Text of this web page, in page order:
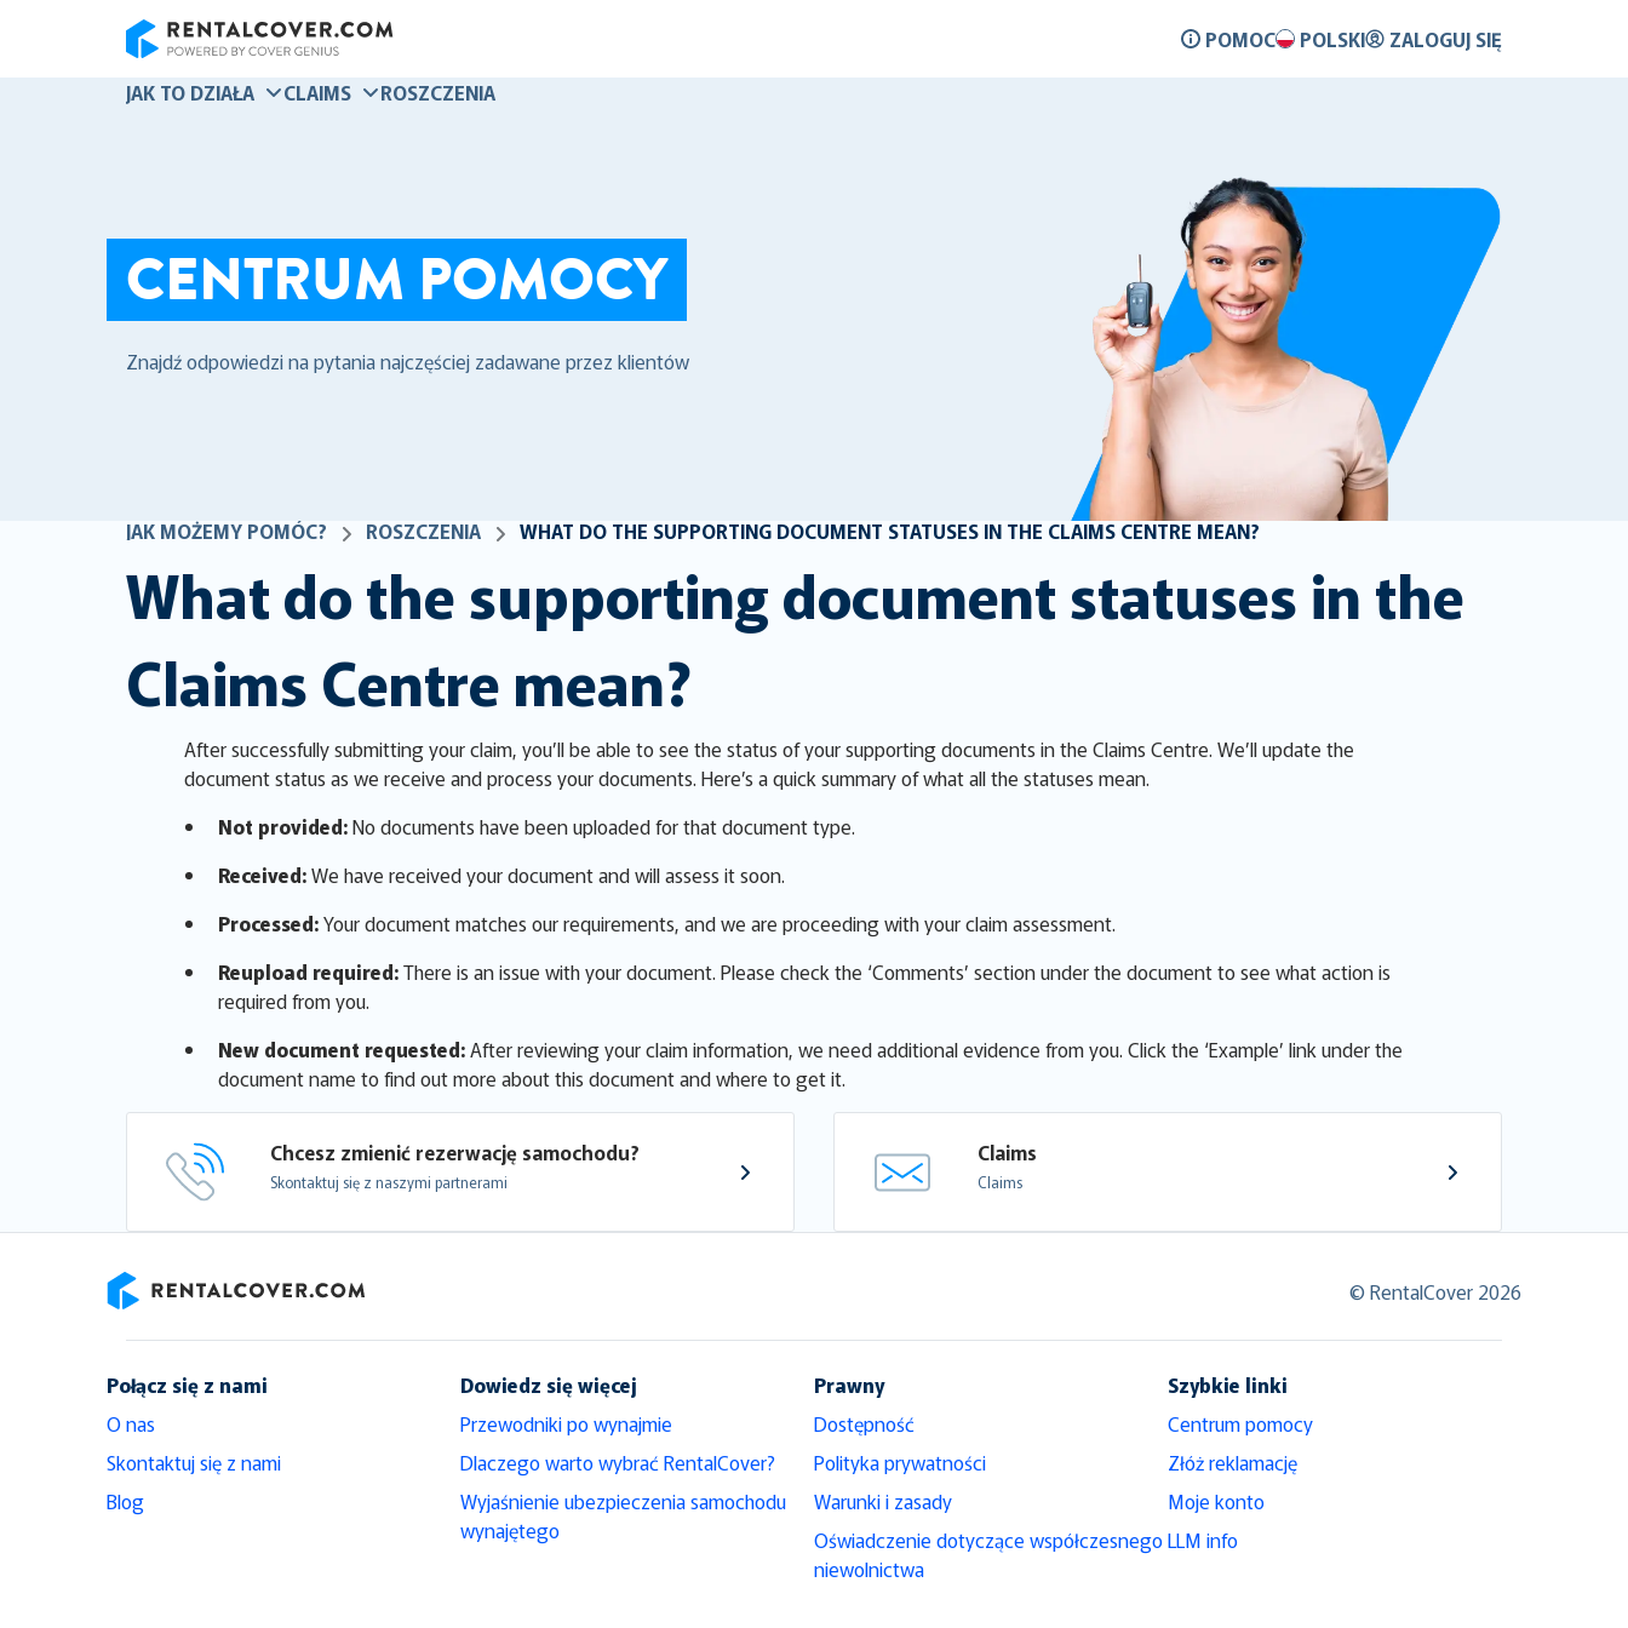
POMOC POLSKI
ZALOGUJ SIĘ
JAK TO DZIAŁA
CLAIMS ROSZCZENIA
CENTRUM POMOCY
Znajdź odpowiedzi na pytania najczęściej zadawane przez klientów
JAK MOŻEMY POMÓC? ROSZCZENIA WHAT DO THE SUPPORTING DOCUMENT STATUSES IN THE CLAIMS CENTRE MEAN?
What do the supporting document statuses in the
Claims Centre mean?
After successfully submitting your claim, you’ll be able to see the status of your supporting documents in the Claims Centre. We’ll update the
document status as we receive and process your documents. Here’s a quick summary of what all the statuses mean.
Not provided:No documents have been uploaded for that document type.
Received:We have received your document and will assess it soon.
Processed:Your document matches our requirements, and we are proceeding with your claim assessment.
Reupload required:There is an issue with your document. Please check the ‘Comments’ section under the document to see what action is
required from you.
New document requested:After reviewing your claim information, we need additional evidence from you. Click the ‘Example’ link under the
document name to find out more about this document and where to get it.
Chcesz zmienić rezerwację samochodu?
Skontaktuj się z naszymi partnerami
Claims
Claims
© RentalCover 2026
Połącz się z nami
O nas
Skontaktuj się z nami
Blog
Dowiedz się więcej
Przewodniki po wynajmie
Dlaczego warto wybrać RentalCover?
Wyjaśnienie ubezpieczenia samochodu
wynajętego
Prawny
Dostępność
Polityka prywatności
Warunki i zasady
Oświadczenie dotyczące współczesnego
niewolnictwa
Szybkie linki
Centrum pomocy
Złóż reklamację
Moje konto
LLM info